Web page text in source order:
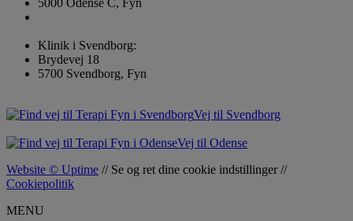
5000 Odense C, Fyn
Klinik i Svendborg:
Brydevej 18
5700 Svendborg, Fyn
Vej til Svendborg
Vej til Odense
Website © Uptime // Se og ret dine cookie indstillinger //
Cookiepolitik
MENU